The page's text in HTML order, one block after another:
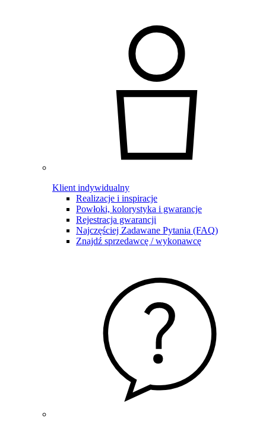
Klient indywidualny
Realizacje i inspiracje
Powłoki, kolorystyka i gwarancje
Rejestracja gwarancji
Najczęściej Zadawane Pytania (FAQ)
Znajdź sprzedawcę / wykonawcę